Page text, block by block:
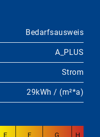
Bedarfsausweis
A_PLUS
Strom
29kWh / (m²*a)